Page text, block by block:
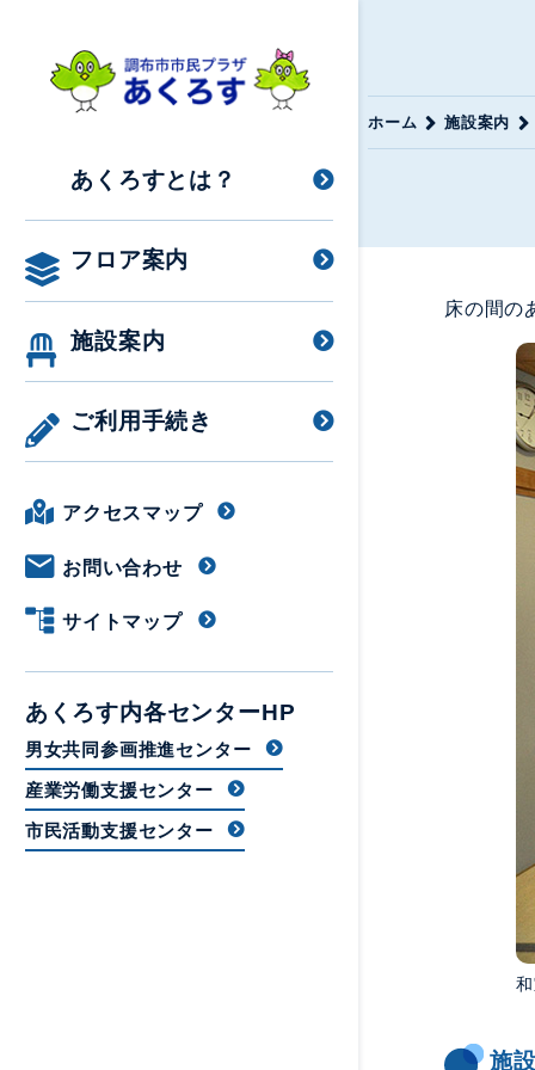
あくろすとは？
フロア案内
施設案内
ご利用手続き
アクセスマップ
お問い合わせ
サイトマップ
あくろす内各センターHP
男女共同参画推進センター
産業労働支援センター
市民活動支援センター
ホーム 施設案内
床の間の
施